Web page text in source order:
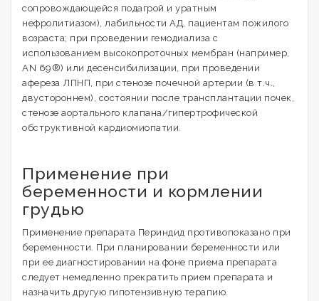
сопровождающейся подагрой и уратным
нефролитиазом), лабильности АД, пациентам пожилого
возраста; при проведении гемодиализа с
использованием высокопроточных мембран (например,
AN 69®) или десенсибилизации, при проведении
афереза ЛПНП, при стенозе почечной артерии (в т.ч.,
двустороннем), состоянии после трансплантации почек,
стенозе аортального клапана/гипертрофической
обструктивной кардиомиопатии.
Применение при
беременности и кормлении
грудью
Применение препарата Периндид противопоказано при
беременности. При планировании беременности или
при ее диагностировании на фоне приема препарата
следует немедленно прекратить прием препарата и
назначить другую гипотензивную терапию.